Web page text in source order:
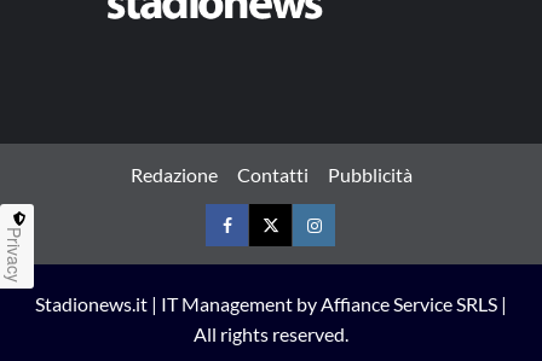
Redazione Contatti Pubblicità
FacebookTwitterInstagram
Stadionews.it | IT Management by Affiance Service SRLS |
All rights reserved.
Privacy